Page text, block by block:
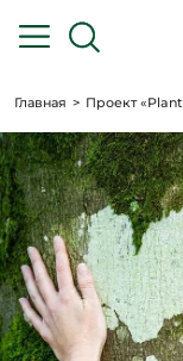
Главная Проект